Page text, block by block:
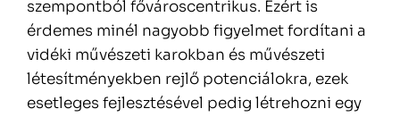
szempontból fővároscentrikus. Ezért is
érdemes minél nagyobb figyelmet fordítani a
vidéki művészeti karokban és művészeti
létesítményekben rejlő potenciálokra, ezek
esetleges fejlesztésével pedig létrehozni egy